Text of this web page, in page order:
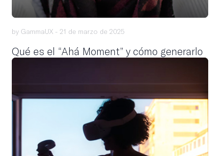
by GammaUX - 21 de marzo de 2025
Qué es el “Ahá Moment” y cómo generarlo